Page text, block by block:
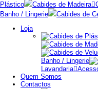
Plástico
Cabides de Madeira
Banho / Lingerie
Cabides de
Loja
Banho / Lingerie
Lavandaria
Quem Somos
Contactos